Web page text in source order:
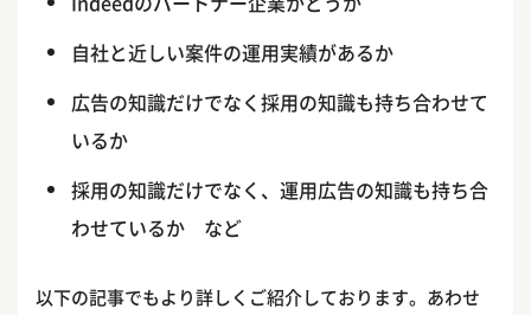
自社と近しい案件の運用実績があるか
広告の知識だけでなく採用の知識も持ち合わせて
いるか
採用の知識だけでなく、運用広告の知識も持ち合
わせているか など
以下の記事でもより詳しくご紹介しております。あわせ